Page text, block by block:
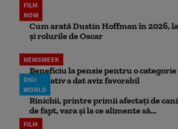
FILM
NOW
Cum arată Dustin Hoffman în 2026,
și rolurile de Oscar
NEWSWEEK
Beneficiu la pensie pentru o
legislativ a dat aviz favorabil
DIGI
WORLD
Rinichii, printre primii afectați de
de fapt, vara și la ce alimente să...
FILM